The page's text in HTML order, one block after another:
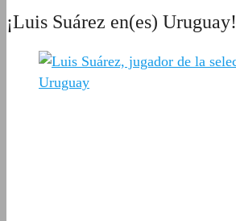
¡Luis Suárez en(es) Uruguay!